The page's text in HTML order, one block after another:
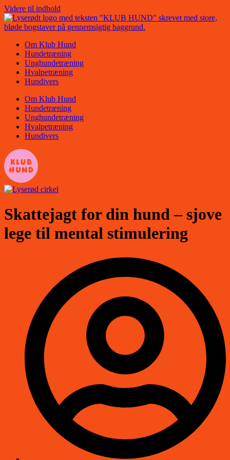
Videre til indhold
Om Klub Hund
Hundetræning
Unghundetræning
Hvalpetræning
Hundivers
Om Klub Hund
Hundetræning
Unghundetræning
Hvalpetræning
Hundivers
Skattejagt for din hund – sjove
lege til mental stimulering